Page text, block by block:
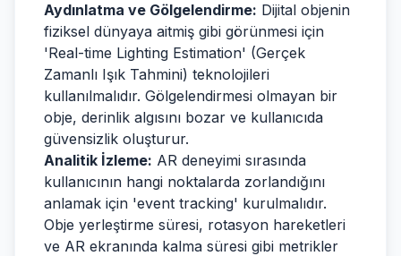
Aydınlatma ve Gölgelendirme: Dijital objenin
fiziksel dünyaya aitmiş gibi görünmesi için
'Real-time Lighting Estimation' (Gerçek
Zamanlı Işık Tahmini) teknolojileri
kullanılmalıdır. Gölgelendirmesi olmayan bir
obje, derinlik algısını bozar ve kullanıcıda
güvensizlik oluşturur.
Analitik İzleme: AR deneyimi sırasında
kullanıcının hangi noktalarda zorlandığını
anlamak için 'event tracking' kurulmalıdır.
Obje yerleştirme süresi, rotasyon hareketleri
ve AR ekranında kalma süresi gibi metrikler